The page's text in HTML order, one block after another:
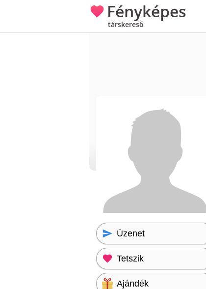
Fényképes
társkereső
Üzenet
Tetszik
Ajándék